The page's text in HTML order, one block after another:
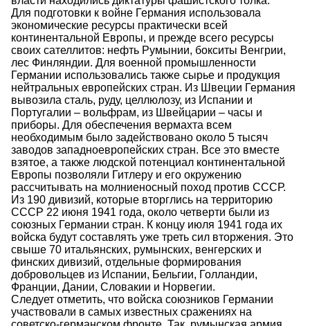
Для подготовки к войне Германия использовала
экономические ресурсы практически всей
континентальной Европы, и прежде всего ресурсы
своих сателлитов: нефть Румынии, бокситы Венгрии,
лес Финляндии. Для военной промышленности
Германии использовались также сырье и продукция
нейтральных европейских стран. Из Швеции Германия
вывозила сталь, руду, целлюлозу, из Испании и
Португалии – вольфрам, из Швейцарии – часы и
приборы. Для обеспечения вермахта всем
необходимым было задействовано около 5 тысяч
заводов западноевропейских стран. Все это вместе
взятое, а также людской потенциал континентальной
Европы позволяли Гитлеру и его окружению
рассчитывать на молниеносный поход против СССР.
Из 190 дивизий, которые вторглись на территорию
СССР 22 июня 1941 года, около четверти были из
союзных Германии стран. К концу июля 1941 года их
войска будут составлять уже треть сил вторжения. Это
свыше 70 итальянских, румынских, венгерских и
финских дивизий, отдельные формирования
добровольцев из Испании, Бельгии, Голландии,
Франции, Дании, Словакии и Норвегии.
Следует отметить, что войска союзников Германии
участвовали в самых известных сражениях на